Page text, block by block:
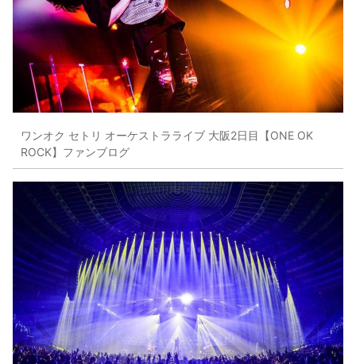
ワンオク セトリ オーケストラライブ 大阪2日目【ONE OK
ROCK】ファンブログ